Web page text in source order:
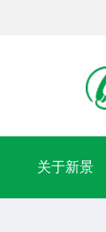
关于新景